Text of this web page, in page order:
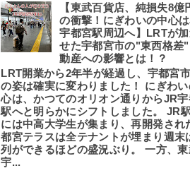
【東武百貨店、純損失8億
の衝撃！にぎわいの中心
宇都宮駅周辺へ】LRTが加
せた宇都宮市の"東西格差
動産への影響とは！？
LRT開業から2年半が経過し、宇都宮
の姿は確実に変わりました！ にぎわい
心は、かつてのオリオン通りからJR
駅へと明らかにシフトしました。 JR
には中高大学生が集まり、再開発され
都宮テラスは全テナントが埋まり週末
列ができるほどの盛況ぶり。 一方、
宇...